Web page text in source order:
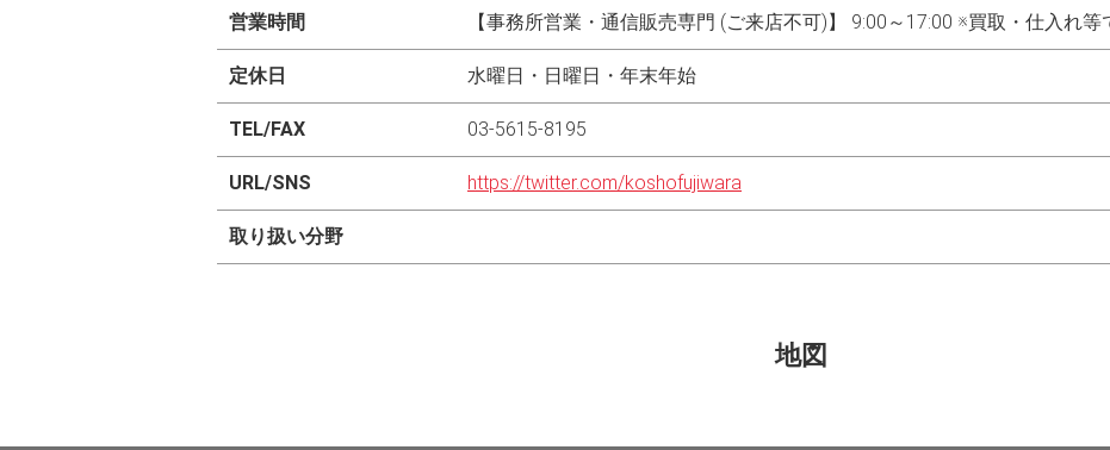
営業時間 【事務所営業・通信販売専門 (ご来店不可)】 9:00～17:00 ※買取・仕入れ
定休日 水曜日・日曜日・年末年始
TEL/FAX 03-5615-8195
URL/SNS https://twitter.com/koshofujiwara
取り扱い分野
地図